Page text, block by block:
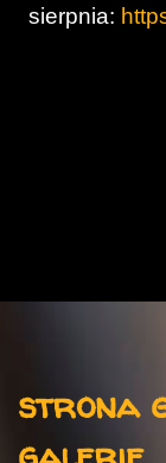
sierpnia:
r
z
strona